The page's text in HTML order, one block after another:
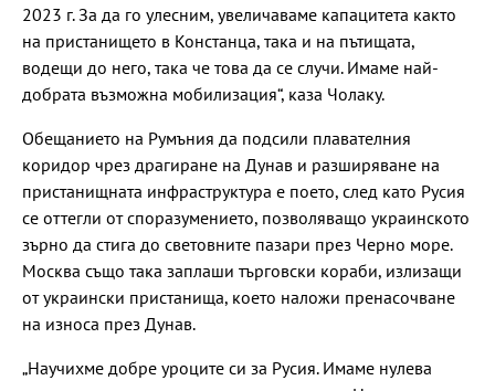
2023 г. За да го улесним, увеличаваме капацитета както
на пристанището в Констанца, така и на пътищата,
водещи до него, така че това да се случи. Имаме най-
добрата възможна мобилизация“, каза Чолаку.
Обещанието на Румъния да подсили плавателния
коридор чрез драгиране на Дунав и разширяване на
пристанищната инфраструктура е поето, след като Русия
се оттегли от споразумението, позволяващо украинското
зърно да стига до световните пазари през Черно море.
Москва също така заплаши търговски кораби, излизащи
от украински пристанища, което наложи пренасочване
на износа през Дунав.
„Научихме добре уроците си за Русия. Имаме нулева